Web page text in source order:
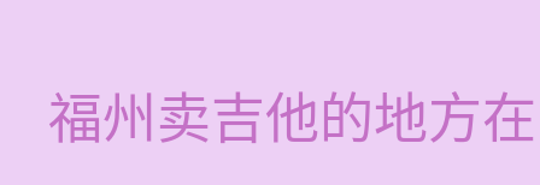
福州卖吉他的地方